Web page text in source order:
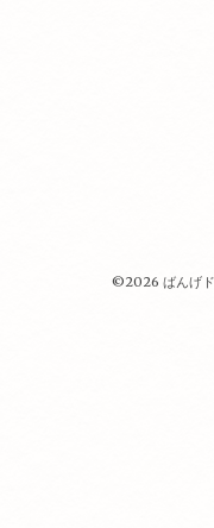
©2026 ばんげ